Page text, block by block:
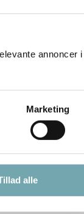
annoncer i
Marketing
alle